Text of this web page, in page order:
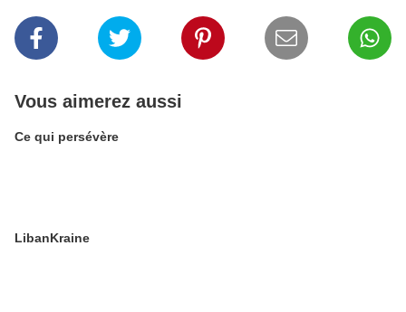
Vous aimerez aussi
Ce qui persévère
LibanKraine